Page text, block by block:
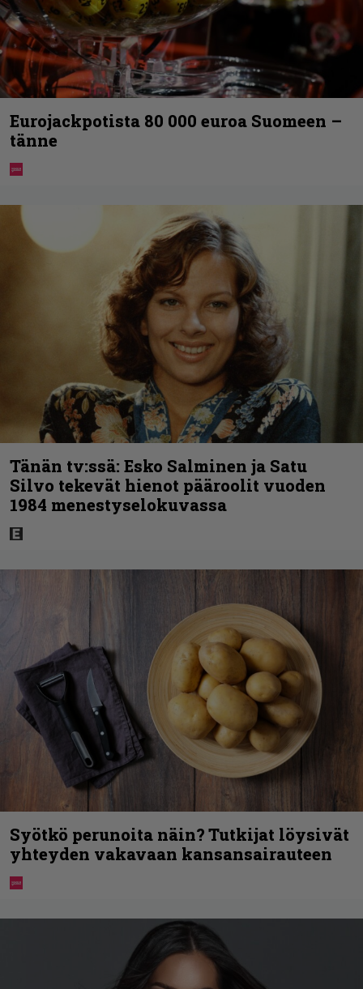
Eurojackpotista 80 000 euroa Suomeen –
tänne
Tänän tv:ssä: Esko Salminen ja Satu
Silvo tekevät hienot pääroolit vuoden
1984 menestyselokuvassa
Syötkö perunoita näin? Tutkijat löysivät
yhteyden vakavaan kansansairauteen